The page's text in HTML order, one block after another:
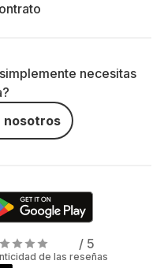
necesitas
nosotros
/ 5
de las reseñas